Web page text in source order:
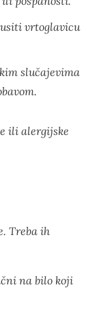
vrtoglavicu
slučajevima
ili alergijske
Treba ih
na bilo koji